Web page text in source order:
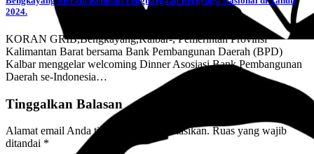
2024.
KORAN GRIB,Bengkayang,Kalbar-, Pemerintah Provinsi
Kalimantan Barat bersama Bank Pembangunan Daerah (BPD)
Kalbar menggelar welcoming Dinner Asosiasi Bank Pembangunan
Daerah se-Indonesia…
Tinggalkan Balasan
Alamat email Anda tidak akan dipublikasikan. Ruas yang wajib
ditandai *